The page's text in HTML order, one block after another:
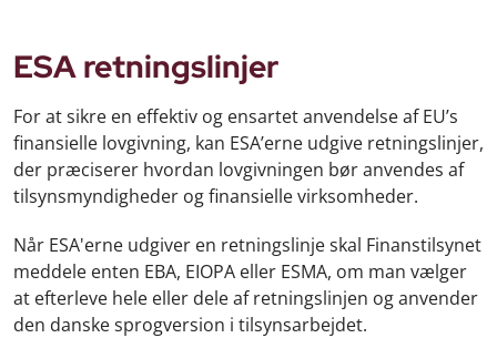
ESA retningslinjer
For at sikre en effektiv og ensartet anvendelse af EU’s
finansielle lovgivning, kan ESA’erne udgive retningslinjer,
der præciserer hvordan lovgivningen bør anvendes af
tilsynsmyndigheder og finansielle virksomheder.
Når ESA'erne udgiver en retningslinje skal Finanstilsynet
meddele enten EBA, EIOPA eller ESMA, om man vælger
at efterleve hele eller dele af retningslinjen og anvender
den danske sprogversion i tilsynsarbejdet.